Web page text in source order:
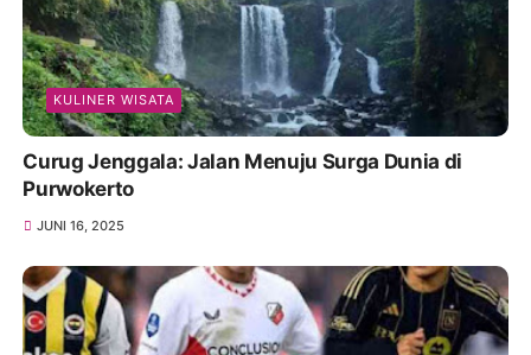
KULINER WISATA
Curug Jenggala: Jalan Menuju Surga Dunia di
Purwokerto
JUNI 16, 2025